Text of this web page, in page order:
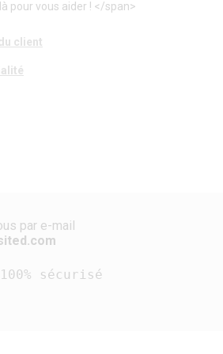
pour vous aider ! </span>
client
par e-mail
sécurisé